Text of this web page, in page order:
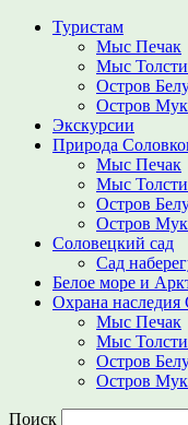
Туристам
Мыс Печак
Мыс
Остров
Остров
Экскурсии
Природа
Мыс Печак
Мыс
Остров
Остров
Соловецкий сад
Сад
Белое море и
Охрана наследия
Мыс Печак
Мыс
Остров
Остров
Поиск